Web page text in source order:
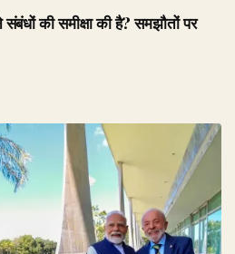
की समीक्षा की है? समझौतों पर